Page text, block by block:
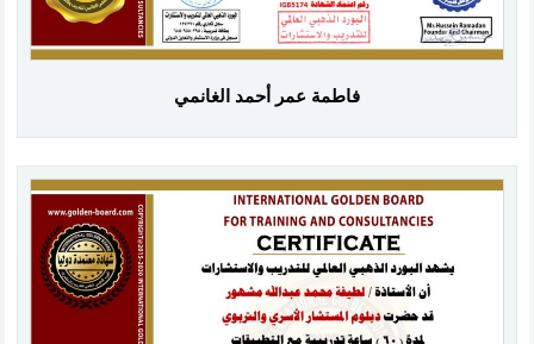
فاطمة عمر أحمد الغانمي